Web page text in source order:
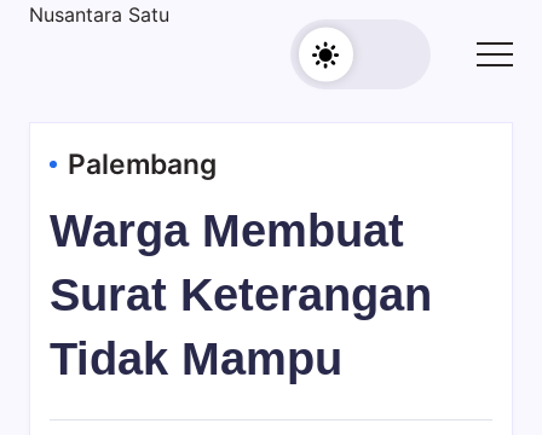
SkipNusantara Satu
Berita
Palembang
Warga Membuat
Surat Keterangan
Tidak Mampu